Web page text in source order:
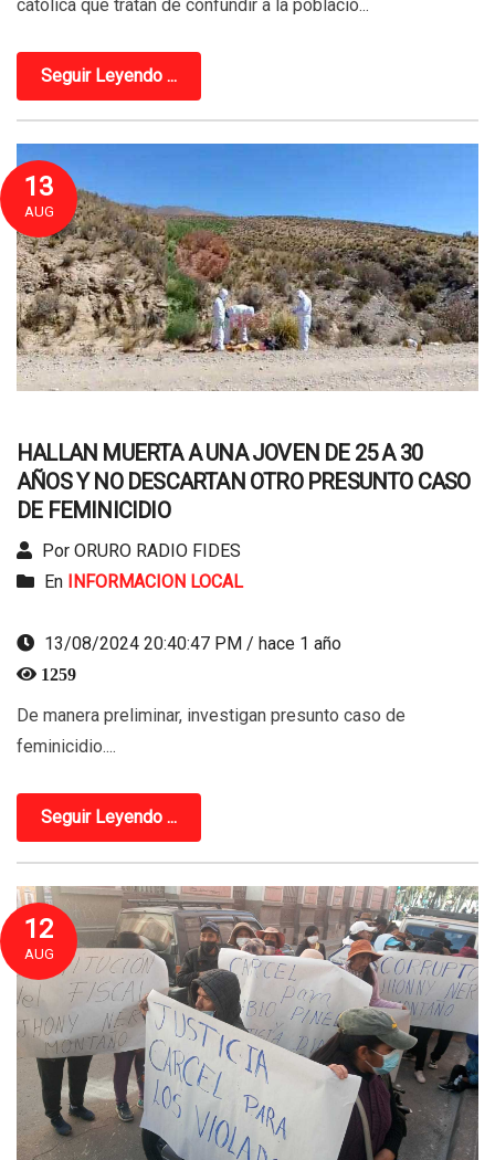
católica que tratan de confundir a la població...
Seguir Leyendo ...
13
AUG
HALLAN MUERTA A UNA JOVEN DE 25 A 30
AÑOS Y NO DESCARTAN OTRO PRESUNTO CASO
DE FEMINICIDIO
Por ORURO RADIO FIDES
En
INFORMACION LOCAL
13/08/2024 20:40:47 PM / hace 1 año
1259
De manera preliminar, investigan presunto caso de
feminicidio....
Seguir Leyendo ...
12
AUG